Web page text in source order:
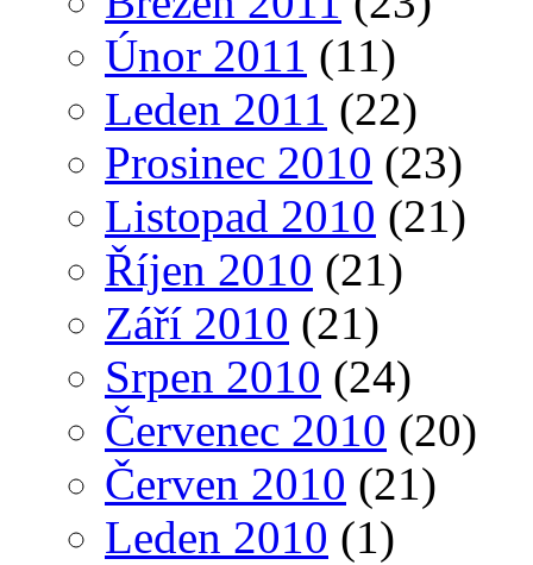
Únor 2011 (11)
Leden 2011 (22)
Prosinec 2010 (23)
Listopad 2010 (21)
Říjen 2010 (21)
Září 2010 (21)
Srpen 2010 (24)
Červenec 2010 (20)
Červen 2010 (21)
Leden 2010 (1)